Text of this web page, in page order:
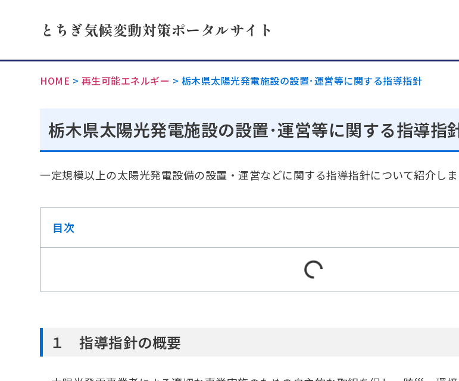
とちぎ気候変動対策ポータルサイト
HOME > 再生可能エネルギー > 栃木県太陽光発電施設の設置･運営等に関する指導指針
栃木県太陽光発電施設の設置･運営等に関する指導指
一定規模以上の太陽光発電設備の設置・運営などに関する指導指針について紹介しま
目次
１ 指導指針の概要